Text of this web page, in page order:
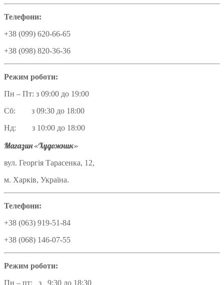
Телефони:
+38 (099) 620-66-65
+38 (098) 820-36-36
Режим роботи:
Пн – Пт: з 09:00 до 19:00
Сб: з 09:30 до 18:00
Нд: з 10:00 до 18:00
Магазин «Художник»
вул. Георгія Тарасенка, 12,
м. Харків, Україна.
Телефони:
+38 (063) 919-51-84
+38 (068) 146-07-55
Режим роботи:
Пн – пт: з 9:30 до 18:30